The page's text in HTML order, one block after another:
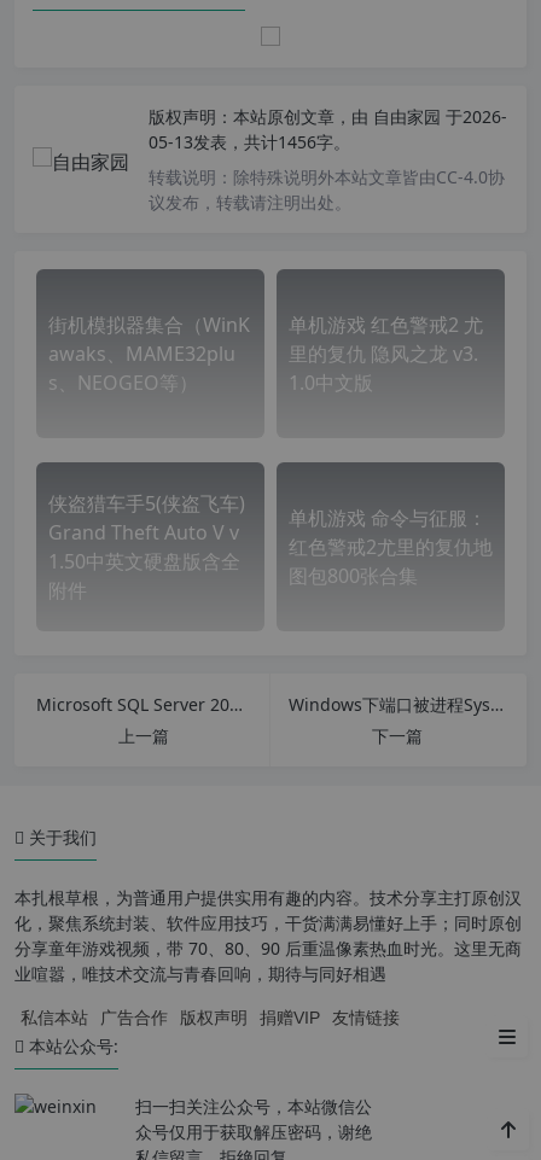
版权声明： 本站原创文章，由 自由家园 于2026-
05-13发表，共计1456字。
转载说明： 除特殊说明外本站文章皆由CC-4.0协
议发布，转载请注明出处。
街机模拟器集合（WinK
awaks、MAME32plu
s、NEOGEO等）
单机游戏 红色警戒2 尤
里的复仇 隐风之龙 v3.
1.0中文版
侠盗猎车手5(侠盗飞车)
Grand Theft Auto V v
1.50中英文硬盘版含全
附件
单机游戏 命令与征服：
红色警戒2尤里的复仇地
图包800张合集
Microsoft SQL Server 2016 官方简体中文64位企业版下载（含激活序列号密钥）
上一篇
Windows下端口被进程System占用的解决方法
下一篇
配置要求
使用方法
下载地址：
关于我们
本扎根草根，为普通用户提供实用有趣的内容。技术分享主打原创汉
化，聚焦系统封装、软件应用技巧，干货满满易懂好上手；同时原创
分享童年游戏视频，带 70、80、90 后重温像素热血时光。这里无商
业喧嚣，唯技术交流与青春回响，期待与同好相遇
私信本站 广告合作 版权声明 捐赠VIP 友情链接
本站公众号:
扫一扫关注公众号，本站微信公
众号仅用于获取解压密码，谢绝